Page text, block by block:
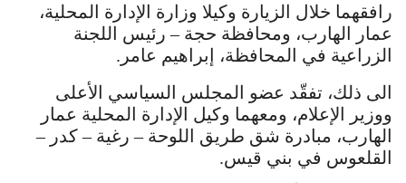
رافقهما خلال الزيارة وكيلا وزارة الإدارة المحلية،
عمار الهارب، ومحافظة حجة – رئيس اللجنة
الزراعية في المحافظة، إبراهيم عامر.
الى ذلك، تفقّد عضو المجلس السياسي الأعلى
ووزير الإعلام، ومعهما وكيل الإدارة المحلية عمار
الهارب، مبادرة شق طريق اللوحة – رغية – كدر –
القلعوس في بني قيس.